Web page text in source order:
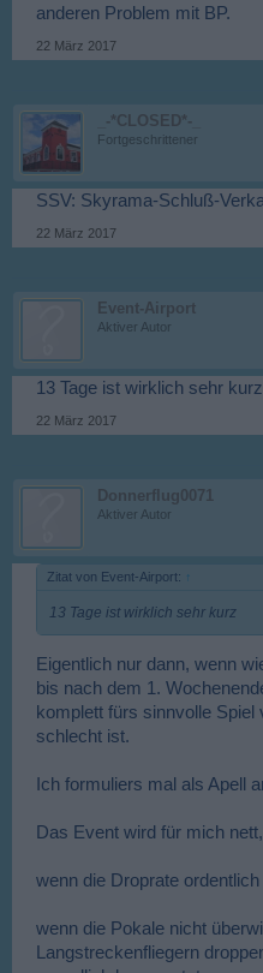
anderen Problem mit BP.
22 März 2017
_-*CLOSED*-_
Fortgeschrittener
SSV: Skyrama-Schluß-
22 März 2017
Event-Airport
Aktiver Autor
13 Tage ist wirklich sehr kurz
22 März 2017
Donnerflug0071
Aktiver Autor
Zitat von Event-Airport: ↑
13 Tage ist wirklich sehr kurz
Eigentlich nur dann, wenn
bis nach dem 1.
komplett fürs sinnvolle Spiel
schlecht ist.
Ich formuliers mal als Apell
Das Event wird für mich nett,
wenn die Droprate ordentlich
wenn die Pokale nicht
Langstreckenfliegern